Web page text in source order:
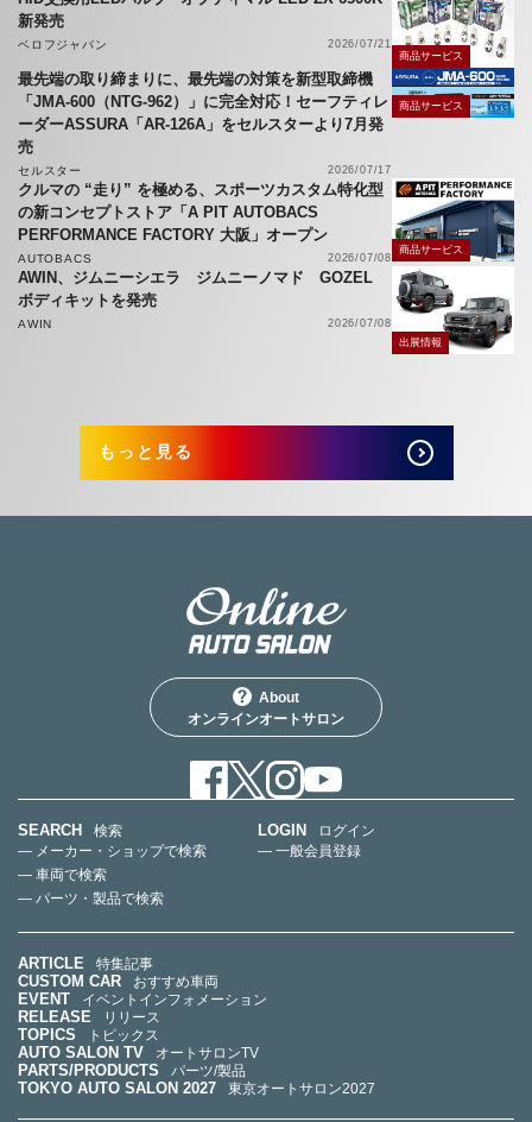
新発売
ベロフジャパン
2026/07/21
商品サービス
最先端の取り締まりに、最先端の対策を新型取締機
「JMA-600（NTG-962）」に完全対応！セーフティレ
ーダーASSURA「AR-126A」をセルスターより7月発
売
セルスター 2026/07/17
商品サービス
クルマの “走り” を極める、スポーツカスタム特化型
の新コンセプトストア「A PIT AUTOBACS
PERFORMANCE FACTORY 大阪」オープン
AUTOBACS 2026/07/08
商品サービス
AWIN、ジムニーシエラ ジムニーノマド GOZEL
ボディキットを発売
AWIN
2026/07/08
出展情報
もっと見る
About
オンラインオートサロン
SEARCH
検索
— メーカー・ショップで検索
— 車両で検索
— パーツ・製品で検索
LOGIN
ログイン
— 一般会員登録
ARTICLE 特集記事
CUSTOM CAR おすすめ車両
EVENT イベントインフォメーション
RELEASE リリース
TOPICS トピックス
AUTO SALON TV オートサロンTV
PARTS/PRODUCTS パーツ/製品
TOKYO AUTO SALON 2027 東京オートサロン2027